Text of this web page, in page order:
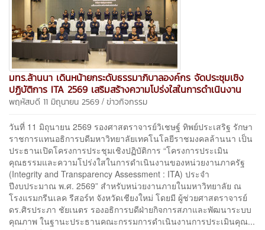
มทร.ล้านนา เดินหน้ายกระดับธรรมาภิบาลองค์กร จัดประชุมเชิง
ปฏิบัติการ ITA 2569 เสริมสร้างความโปร่งใสในการดำเนินงาน
พฤหัสบดี 11 มิถุนายน 2569 / ข่าวกิจกรรม
วันที่ 11 มิถุนายน 2569 รองศาสตราจารย์วิเชษฐ์ ทิพย์ประเสริฐ รักษา
ราชการแทนอธิการบดีมหาวิทยาลัยเทคโนโลยีราชมงคลล้านนา เป็น
ประธานเปิดโครงการประชุมเชิงปฏิบัติการ “โครงการประเมิน
คุณธรรมและความโปร่งใสในการดำเนินงานของหน่วยงานภาครัฐ
(Integrity and Transparency Assessment : ITA) ประจำ
ปีงบประมาณ พ.ศ. 2569” สำหรับหน่วยงานภายในมหาวิทยาลัย ณ
โรงแรมกรีนเลค รีสอร์ท จังหวัดเชียงใหม่ โดยมี ผู้ช่วยศาสตราจารย์
ดร.ศิรประภา ชัยเนตร รองอธิการบดีฝ่ายกิจการสภาและพัฒนาระบบ
คุณภาพ ในฐานะประธานคณะกรรมการดำเนินงานการประเมินคุณ...